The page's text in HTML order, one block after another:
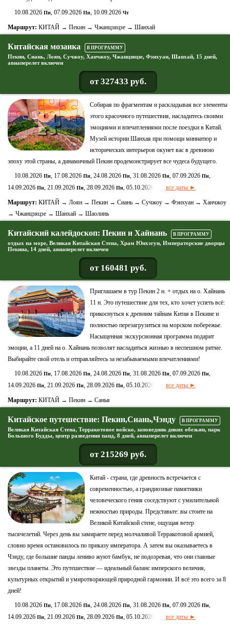
10.08.2026 Пн, 07.09.2026 Пн, 10.09.2026 Чт
Маршрут: КИТАЙ → Пекин → Чжанцзяцзе → Шанхай
Китайская мозаика В ПРОГРАММУ
Пекин, Сиань, Лоян, Сучжоу, Ханчжоу, Чжанцзяцзе, Фэнхуан, Шанхай, 15 дней,
авиаперелет включен
от 327433 руб.
Собирая по фрагментам и раскладывая все элементы
этого красочного путешествия, насладитесь своими
эмоциями и впечатлениями после поездки в Китай.
Музей истории Шанхая при помощи миниатюр и
исторических интерьеров окунет вас в древнюю
эпоху этой страны, а динамичный Пекин продемонстрирует все чудеса будущего.
10.08.2026 Пн, 17.08.2026 Пн, 24.08.2026 Пн, 31.08.2026 Пн, 07.09.2026 Пн,
14.09.2026 Пн, 21.09.2026 Пн, 28.09.2026 Пн, 05.10.2026 все даты ►
Маршрут: КИТАЙ → Лоян → Пекин → Сиань → Сучжоу → Фэнхуан → Ханчжоу
→ Чжанцзяцзе → Шанхай → Шаолинь
Китайский калейдоскоп: Пекин и Хайнань В ПРОГРАММУ
отдых на море, Великая Китайская Стена, Храм Юнхэгун, Императорские дворцы
Пекина, 14 дней, авиаперелет включен
от 160481 руб.
Приглашаем в тур Пекин 2 н. + отдых на о. Хайнань
11 н. Это путешествие для тех, кто хочет успеть всё:
прикоснуться к древним тайнам Китая в Пекине и
полностью перезагрузиться на морском побережье.
Насыщенная экскурсионная программа подарит
эмоции, а 11 дней на о. Хайнань позволят насладиться жизнью в неспешном ритме.
Выбирайте свой отель и отправляйтесь за незабываемыми впечатлениями!
10.08.2026 Пн, 17.08.2026 Пн, 24.08.2026 Пн, 31.08.2026 Пн, 07.09.2026 Пн,
14.09.2026 Пн, 21.09.2026 Пн, 28.09.2026 Пн, 05.10.2026 все даты ►
Маршрут: КИТАЙ → Пекин → Санья
Китайское путешествие: Пекин,Сиань,Чэнду В ПРОГРАММУ
Великая Китайская Стена, Терракотовое войско, заповедник диких обезьян, парк
Большого Будды, центр разведения панд, 8 дней, авиаперелет включен
от 215269 руб.
Китай - страна, где древность встречается с
современностью, а грандиозные памятники
человеческого гения соседствуют с умилительной
нежностью природы. Представьте: вы стоите на
Великой Китайской стене, ощущая ветер
тысячелетий. Через день вы замираете перед молчаливой Терракотовой армией,
словно время остановилось по приказу императора. А затем вы оказываетесь в
Чэнду, где большие панды лениво жуют бамбук, не подозревая, что они главные
звезды планеты. Это путешествие — идеальный баланс имперского величия,
культурных открытий и умиротворяющей природной гармонии. И всё это всего за 8
дней!
10.08.2026 Пн, 17.08.2026 Пн, 24.08.2026 Пн, 31.08.2026 Пн, 07.09.2026 Пн,
14.09.2026 Пн, 21.09.2026 Пн, 28.09.2026 Пн, 05.10.2026 все даты ►